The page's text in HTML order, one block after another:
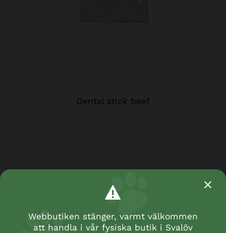
Dental stick beef
Webbutiken stänger, varmt välkommen
att handla i vår fysiska butik i Svalöv